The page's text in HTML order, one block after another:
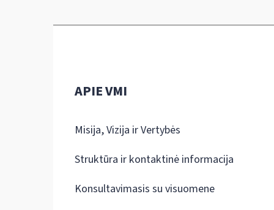
APIE VMI
Misija, Vizija ir Vertybės
Struktūra ir kontaktinė informacija
Konsultavimasis su visuomene